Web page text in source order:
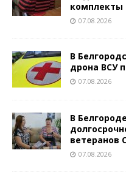
комплекты
07.08.2026
В
дрона ВСУ
07.08.2026
В
ветеранов
07.08.2026